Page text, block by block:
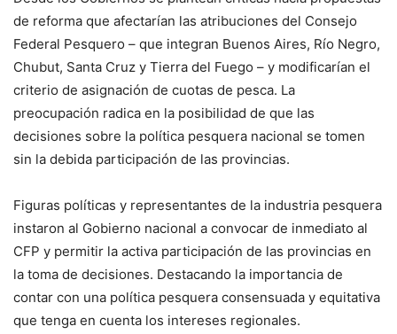
de reforma que afectarían las atribuciones del Consejo
Federal Pesquero – que integran Buenos Aires, Río Negro,
Chubut, Santa Cruz y Tierra del Fuego – y modificarían el
criterio de asignación de cuotas de pesca. La
preocupación radica en la posibilidad de que las
decisiones sobre la política pesquera nacional se tomen
sin la debida participación de las provincias.
Figuras políticas y representantes de la industria pesquera
instaron al Gobierno nacional a convocar de inmediato al
CFP y permitir la activa participación de las provincias en
la toma de decisiones. Destacando la importancia de
contar con una política pesquera consensuada y equitativa
que tenga en cuenta los intereses regionales.